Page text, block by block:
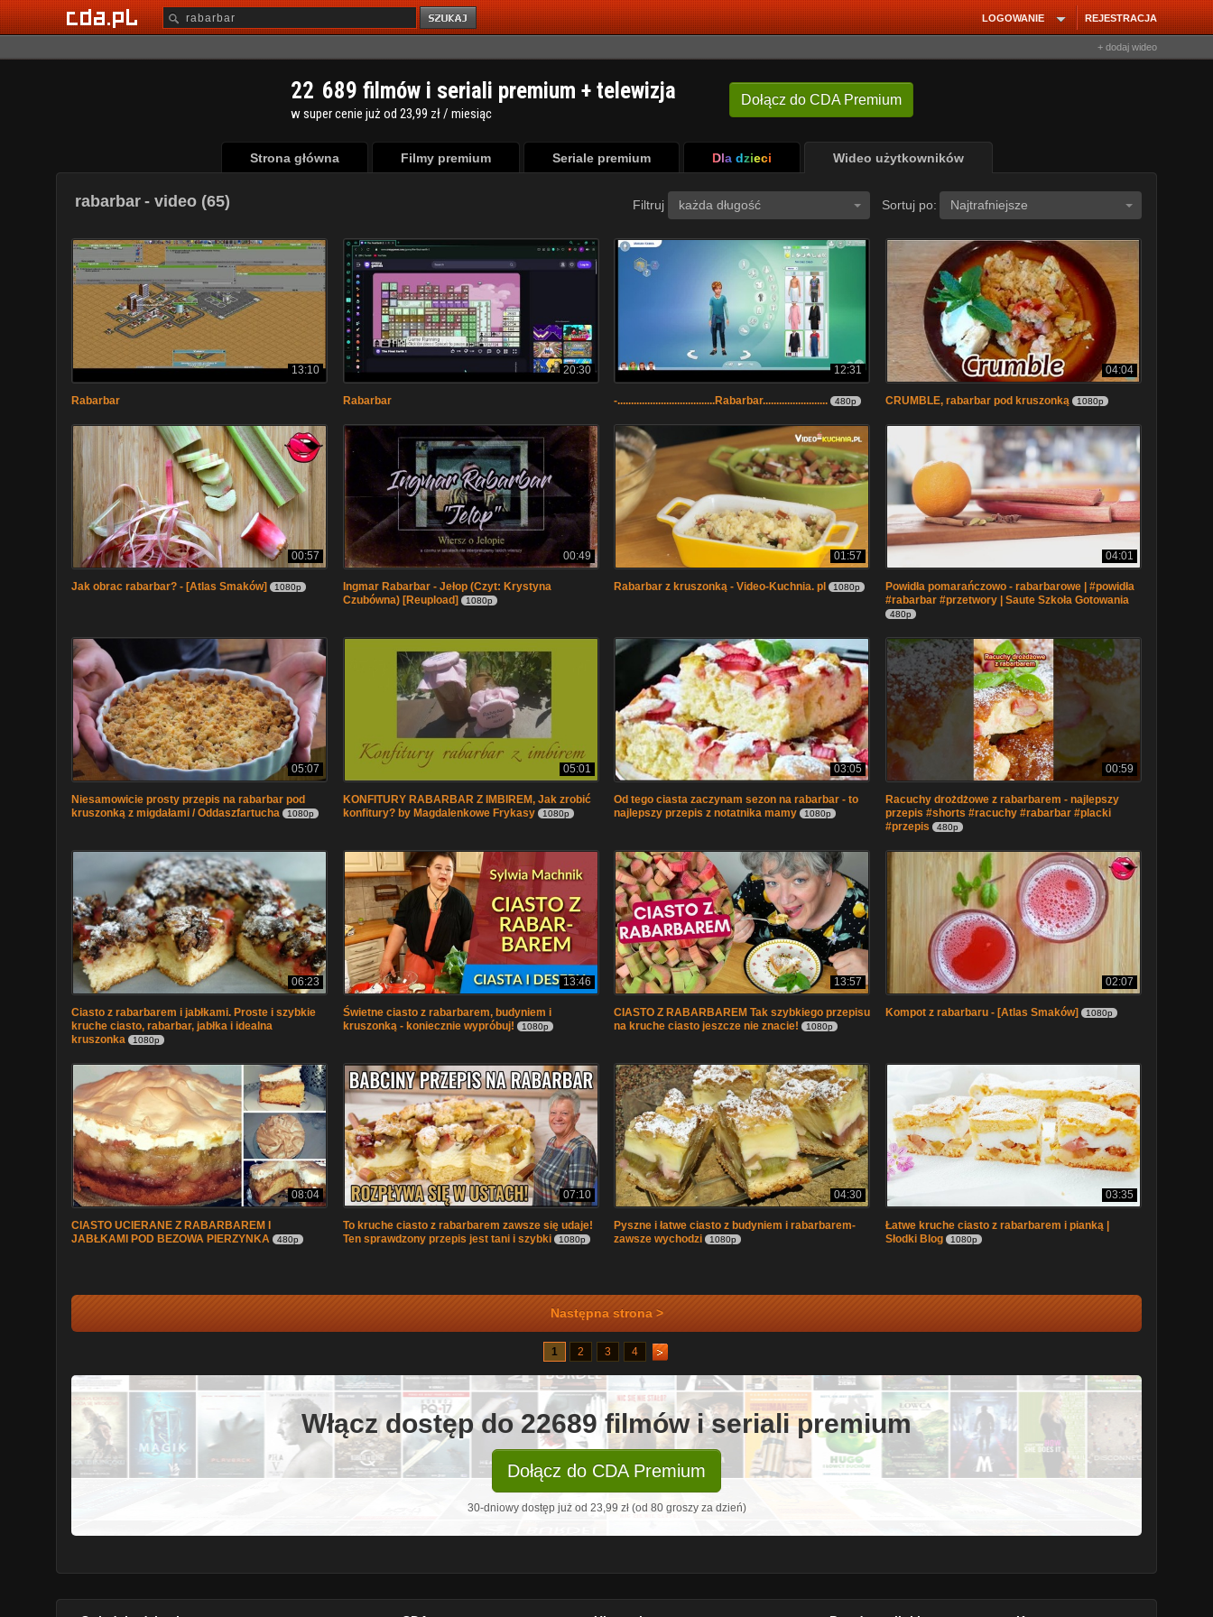
REJESTRACJA
LOGOWANIE
+ dodaj wideo
Dołącz do CDA Premium
22 689 filmów i seriali premium + telewizja
w super cenie już od 23,99 zł / miesiąc
Strona główna Filmy premium Seriale premium Dla dzieci Wideo użytkowników
rabarbar - video (65) Filtruj każda długość Sortuj po: Najtrafniejsze
13:10
Rabarbar
20:30
Rabarbar
12:31
-....................................Rabarbar........................ 480p
04:04
CRUMBLE, rabarbar pod kruszonką 1080p
00:57
Jak obrac rabarbar? - [Atlas Smaków] 1080p
00:49
Ingmar Rabarbar - Jełop (Czyt: Krystyna
Czubówna) [Reupload]
1080p
01:57
Rabarbar z kruszonką - Video-Kuchnia. pl 1080p
04:01
Powidła pomarańczowo - rabarbarowe | #powidła
#rabarbar #przetwory | Saute Szkoła Gotowania
480p
05:07
Niesamowicie prosty przepis na rabarbar pod
kruszonką z migdałami / Oddaszfartucha
1080p
05:01
KONFITURY RABARBAR Z IMBIREM, Jak zrobić
konfitury? by Magdalenkowe Frykasy
1080p
03:05
Od tego ciasta zaczynam sezon na rabarbar - to
najlepszy przepis z notatnika mamy
1080p
00:59
Racuchy drożdżowe z rabarbarem - najlepszy
przepis #shorts #racuchy #rabarbar #placki
#przepis
480p
06:23
Ciasto z rabarbarem i jabłkami. Proste i szybkie
kruche ciasto, rabarbar, jabłka i idealna
kruszonka
1080p
13:46
Świetne ciasto z rabarbarem, budyniem i
kruszonką - koniecznie wypróbuj!
1080p
13:57
CIASTO Z RABARBAREM Tak szybkiego przepisu
na kruche ciasto jeszcze nie znacie!
1080p
02:07
Kompot z rabarbaru - [Atlas Smaków] 1080p
08:04
CIASTO UCIERANE Z RABARBAREM I
JABŁKAMI POD BEZOWA PIERZYNKA
480p
07:10
To kruche ciasto z rabarbarem zawsze się udaje!
Ten sprawdzony przepis jest tani i szybki
1080p
04:30
Pyszne i łatwe ciasto z budyniem i rabarbarem-
zawsze wychodzi
1080p
03:35
Łatwe kruche ciasto z rabarbarem i pianką |
Słodki Blog
1080p
Następna strona >
1 2 3 4
Włącz dostęp do 22689 filmów i seriali premium
Dołącz do CDA Premium
30-dniowy dostęp już od 23,99 zł (od 80 groszy za dzień)